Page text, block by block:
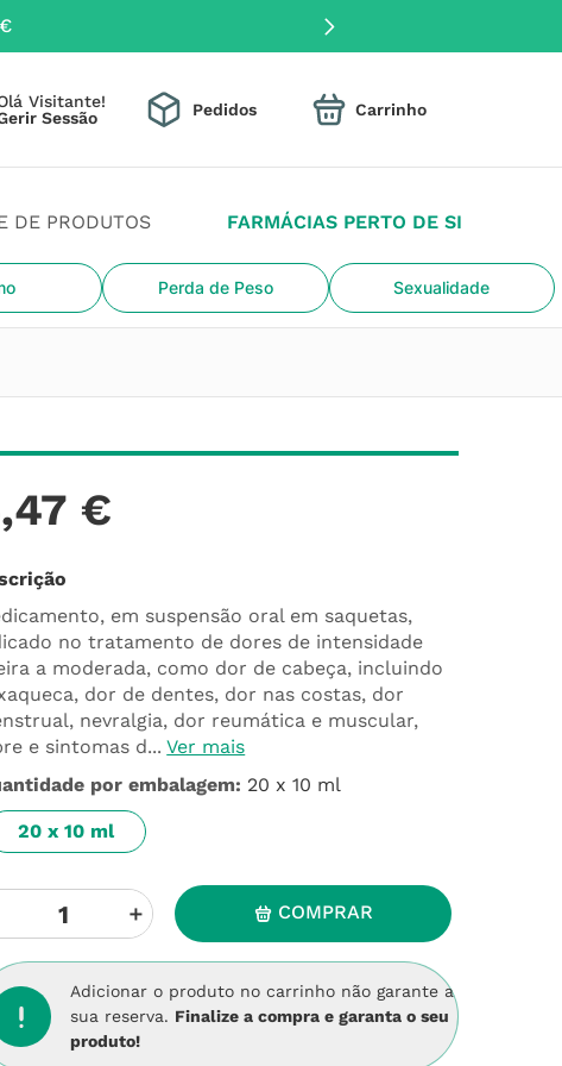
DE PRODUTOS FARMÁCIAS PERTO DE SI
Perda de Peso Sexualidade
Visitante! Pedidos
,47 €
em suspensão oral em saquetas,
no tratamento de dores de intensidade
a moderada, como dor de cabeça, incluindo
dor de dentes, dor nas costas, dor
nevralgia, dor reumática e muscular,
e sintomas d... Ver mais
por embalagem: 20 x 10 ml
20 x 10 ml
＋ COMPRAR
Adicionar o produto no carrinho não garante a
sua reserva. Finalize a compra e garanta o seu
produto!